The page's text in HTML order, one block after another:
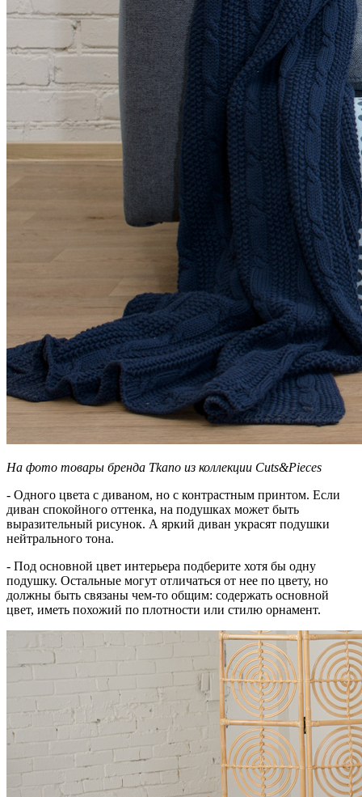
На фото товары бренда Tkano из коллекции Cuts&Pieces
- Одного цвета с диваном, но с контрастным принтом. Если
диван спокойного оттенка, на подушках может быть
выразительный рисунок. А яркий диван украсят подушки
нейтрального тона.
- Под основной цвет интерьера подберите хотя бы одну
подушку. Остальные могут отличаться от нее по цвету, но
должны быть связаны чем-то общим: содержать основной
цвет, иметь похожий по плотности или стилю орнамент.